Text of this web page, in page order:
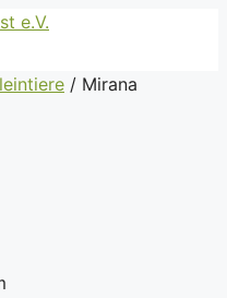
/ Mirana